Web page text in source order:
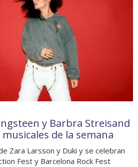
y Barbra Streisand
de la semana
Zara Larsson y Duki y se celebran
Fest y Barcelona Rock Fest